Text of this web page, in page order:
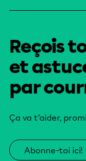
Reçois
et
par
Ça va t’aider,
Abonne-toi ici!